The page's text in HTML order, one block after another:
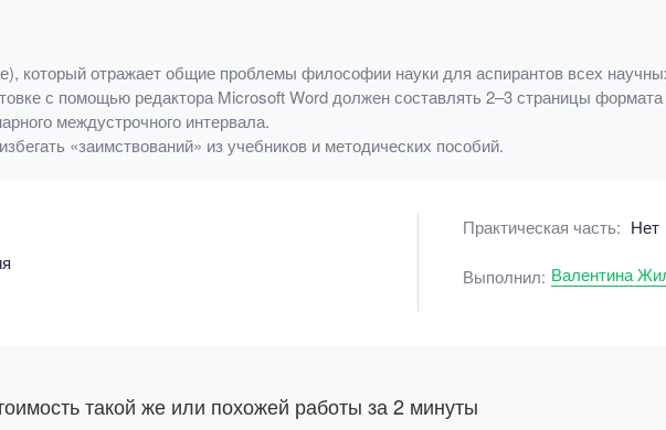
который отражает общие проблемы философии науки для аспирантов всех
с помощью редактора Microsoft Word должен составлять 2–3 страницы
междустрочного интервала.
«заимствований» из учебников и методических пособий.
Практическая часть: Нет
Выполнил: Валентина
такой же или похожей работы за 2 минуты